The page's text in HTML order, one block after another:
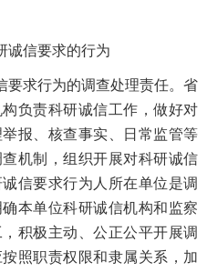
诚信要求的行为
要求行为的调查处理责任。省
负责科研诚信工作，做好对
报、核查事实、日常监管等
机制，组织开展对科研诚信
信要求行为人所在单位是调
本单位科研诚信机构和监察
积极主动、公正公平开展调
照职责权限和隶属关系，加